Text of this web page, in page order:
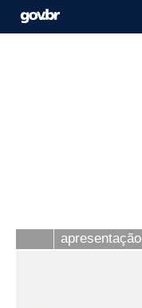
apresentação